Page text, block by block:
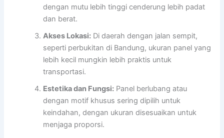
dengan mutu lebih tinggi cenderung lebih padat
dan berat.
Akses Lokasi: Di daerah dengan jalan sempit,
seperti perbukitan di Bandung, ukuran panel yang
lebih kecil mungkin lebih praktis untuk
transportasi.
Estetika dan Fungsi: Panel berlubang atau
dengan motif khusus sering dipilih untuk
keindahan, dengan ukuran disesuaikan untuk
menjaga proporsi.